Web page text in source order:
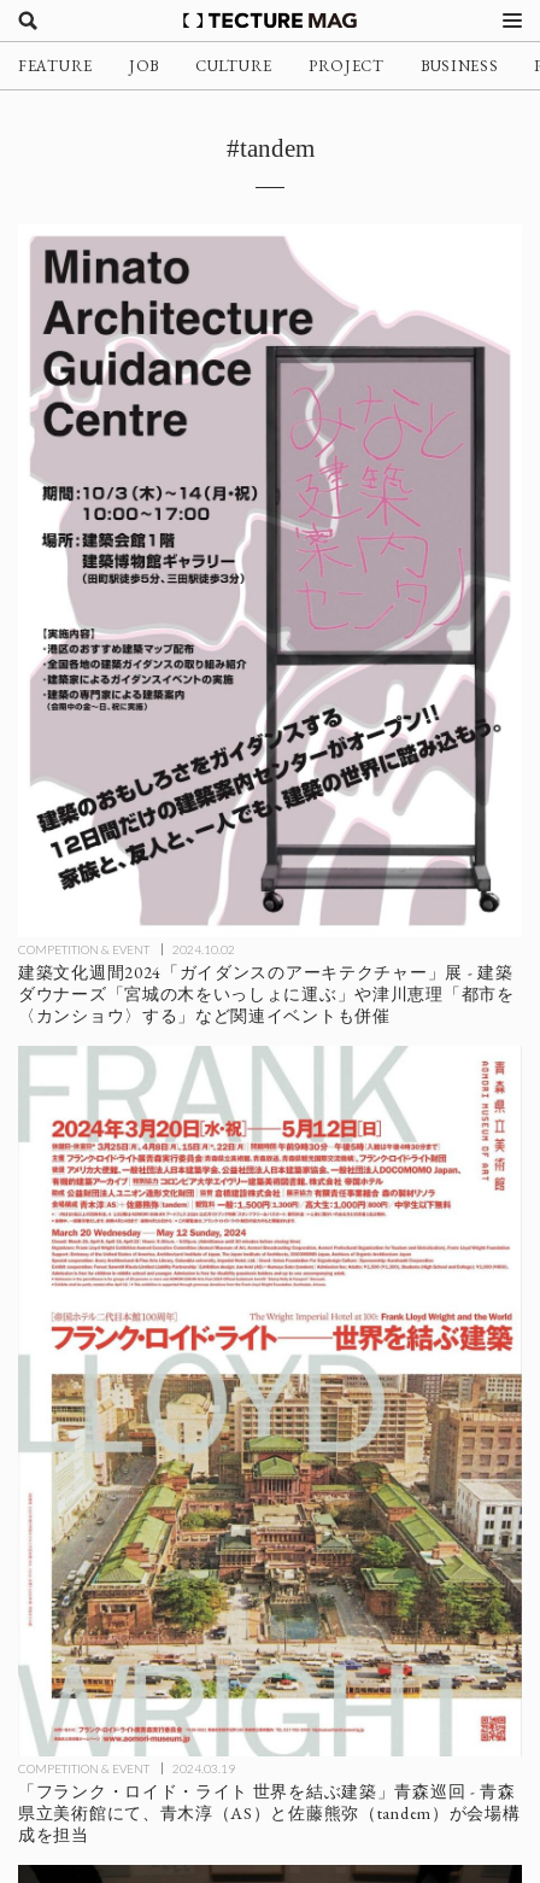
FEATURE JOB CULTURE PROJECT BUSINESS
#tandem
COMPETITION & EVENT 2024.10.02
建築文化週間2024「ガイダンスのアーキテクチャー」展 - 建築
ダウナーズ「宮城の木をいっしょに運ぶ」や津川恵理「都市を
〈カンショウ〉する」など関連イベントも併催
COMPETITION & EVENT 2024.03.19
「フランク・ロイド・ライト 世界を結ぶ建築」青森巡回 - 青森
県立美術館にて、青木淳（AS）と佐藤熊弥（tandem）が会場構
成を担当